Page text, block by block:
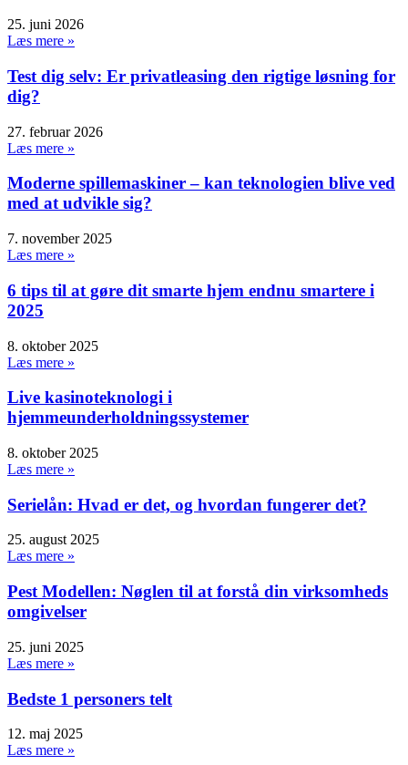
25. juni 2026
Læs mere »
Test dig selv: Er privatleasing den rigtige løsning for
dig?
27. februar 2026
Læs mere »
Moderne spillemaskiner – kan teknologien blive ved
med at udvikle sig?
7. november 2025
Læs mere »
6 tips til at gøre dit smarte hjem endnu smartere i
2025
8. oktober 2025
Læs mere »
Live kasinoteknologi i
hjemmeunderholdningssystemer
8. oktober 2025
Læs mere »
Serielån: Hvad er det, og hvordan fungerer det?
25. august 2025
Læs mere »
Pest Modellen: Nøglen til at forstå din virksomheds
omgivelser
25. juni 2025
Læs mere »
Bedste 1 personers telt
12. maj 2025
Læs mere »